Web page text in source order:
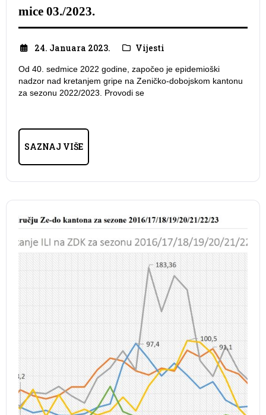
mice 03./2023.
24. Januara 2023. Vijesti
Od 40. sedmice 2022 godine, započeo je epidemioški
nadzor nad kretanjem gripe na Zeničko-dobojskom kantonu
za sezonu 2022/2023. Provodi se
SAZNAJ VIŠE